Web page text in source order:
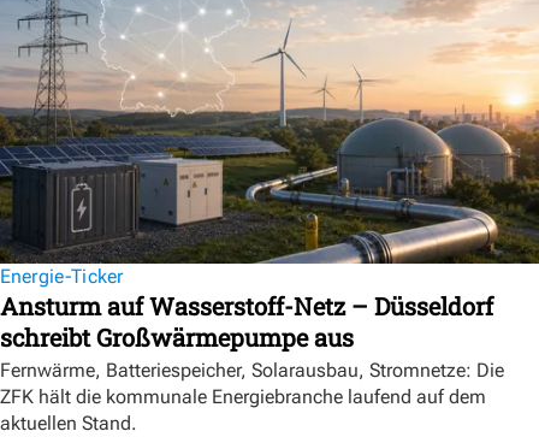
Energie-Ticker
Ansturm auf Wasserstoff-Netz – Düsseldorf
schreibt Großwärmepumpe aus
Fernwärme, Batteriespeicher, Solarausbau, Stromnetze: Die
ZFK hält die kommunale Energiebranche laufend auf dem
aktuellen Stand.